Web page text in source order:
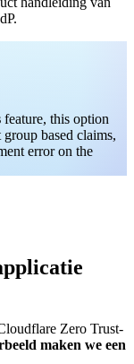
feature, this option
based claims,
error on the
Zero Trust-
maken we een